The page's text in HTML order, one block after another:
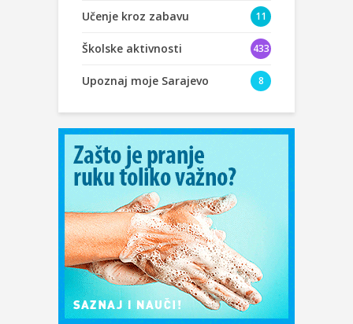
Učenje kroz zabavu 11
Školske aktivnosti 433
Upoznaj moje Sarajevo 8